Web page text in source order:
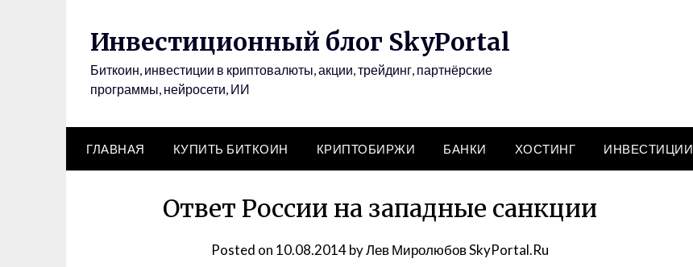
Инвестиционный блог SkyPortal
Биткоин, инвестиции в криптовалюты, акции, трейдинг, партнёрские
программы, нейросети, ИИ
ГЛАВНАЯ КУПИТЬ БИТКОИН КРИПТОБИРЖИ БАНКИ ХОСТИНГ ИНВЕСТИЦИИ
Ответ России на западные санкции
Posted on 10.08.2014byЛев Миролюбов SkyPortal.Ru